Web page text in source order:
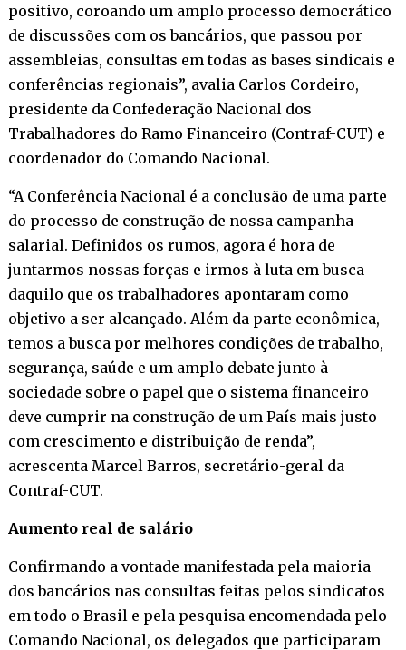
positivo, coroando um amplo processo democrático
de discussões com os bancários, que passou por
assembleias, consultas em todas as bases sindicais e
conferências regionais”, avalia Carlos Cordeiro,
presidente da Confederação Nacional dos
Trabalhadores do Ramo Financeiro (Contraf-CUT) e
coordenador do Comando Nacional.
“A Conferência Nacional é a conclusão de uma parte
do processo de construção de nossa campanha
salarial. Definidos os rumos, agora é hora de
juntarmos nossas forças e irmos à luta em busca
daquilo que os trabalhadores apontaram como
objetivo a ser alcançado. Além da parte econômica,
temos a busca por melhores condições de trabalho,
segurança, saúde e um amplo debate junto à
sociedade sobre o papel que o sistema financeiro
deve cumprir na construção de um País mais justo
com crescimento e distribuição de renda”,
acrescenta Marcel Barros, secretário-geral da
Contraf-CUT.
Aumento real de salário
Confirmando a vontade manifestada pela maioria
dos bancários nas consultas feitas pelos sindicatos
em todo o Brasil e pela pesquisa encomendada pelo
Comando Nacional, os delegados que participaram